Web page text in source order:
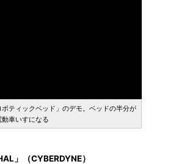
ティックベッド」のデモ。ベッドの半分が
車いすになる
」（CYBERDYNE）